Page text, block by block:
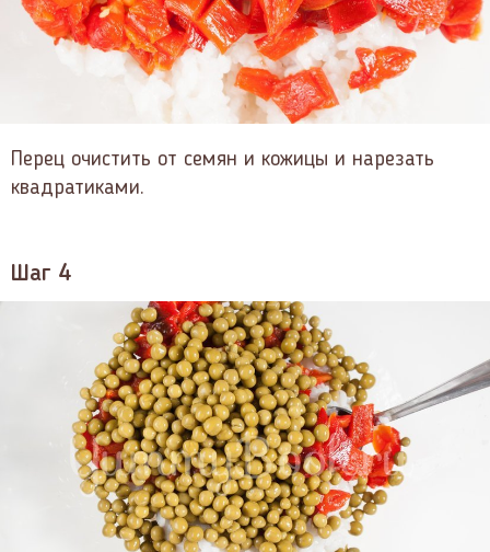
Перец очистить от семян и кожицы и нарезать
квадратиками.
Шаг 4